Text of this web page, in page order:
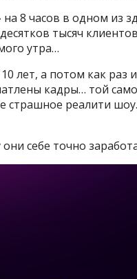
на 8 часов в одном из
тысяч
утра…
лет, а потом как раз
кадры… той
страшное реалити
себе точно